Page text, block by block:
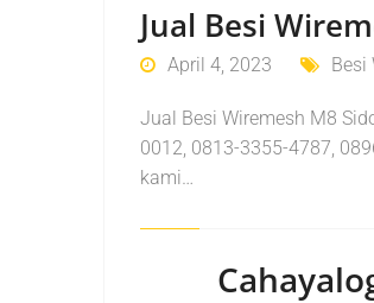
Jual Besi
April 4, 2023 Besi
Jual Besi Wiremesh M8
0012, 0813-3355-4787,
kami…